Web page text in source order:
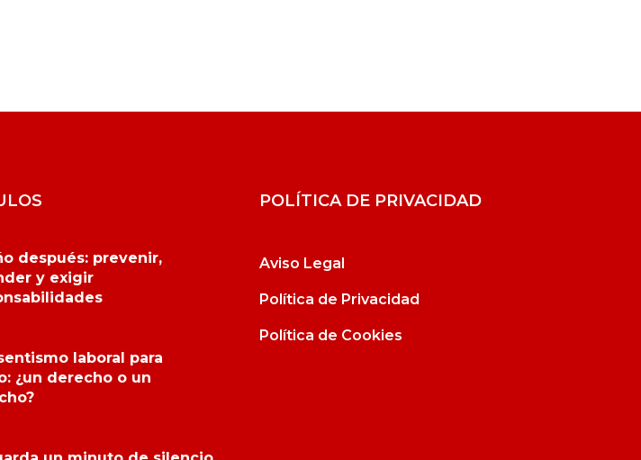
después: prevenir,
y exigir
laboral para
¿un derecho o un
POLÍTICA DE PRIVACIDAD
Aviso Legal
Política de Privacidad
Política de Cookies